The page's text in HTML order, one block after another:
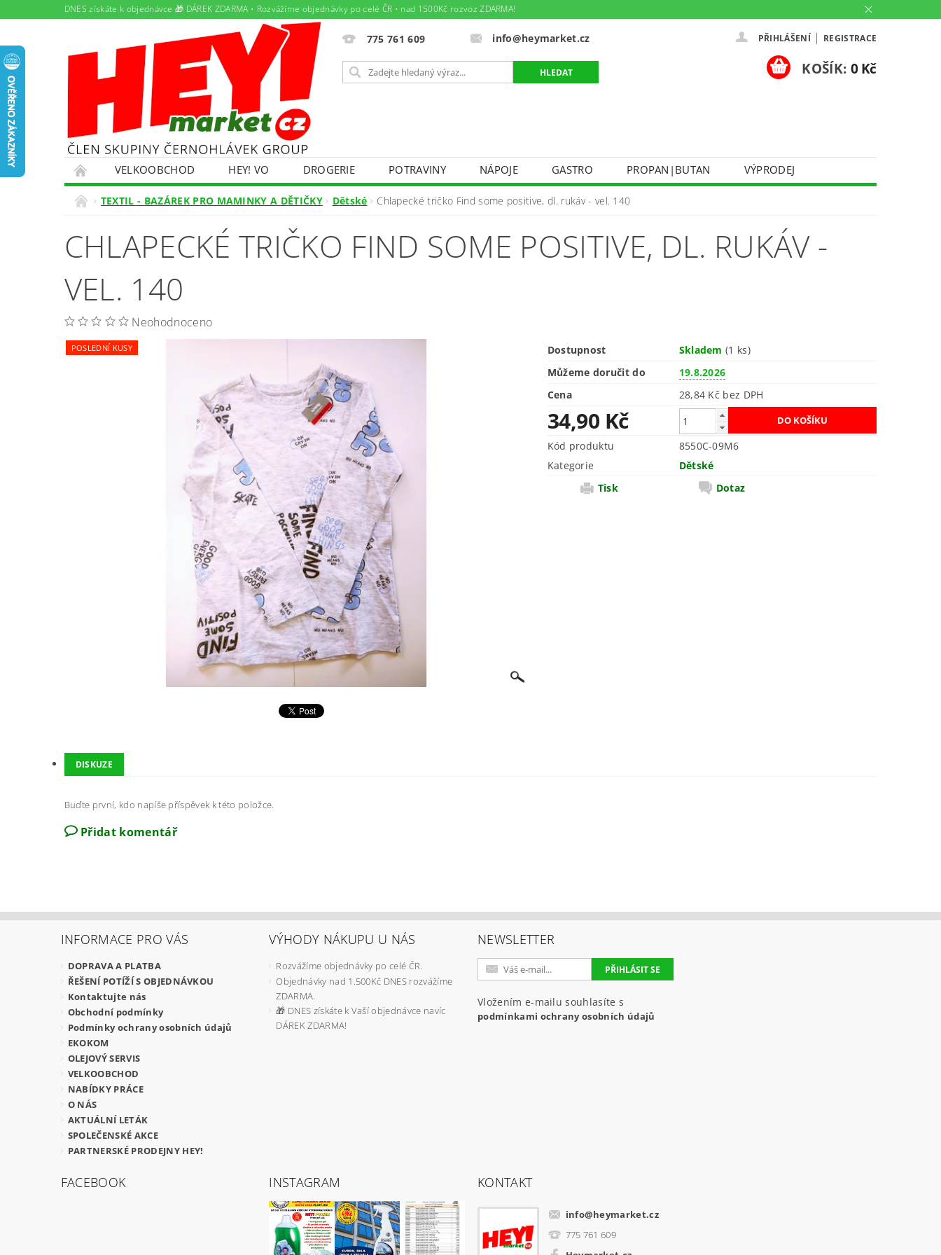
DNES získáte k objednávce 🎁 DÁREK ZDARMA • Rozvážíme objednávky po celé ČR • nad 1500Kč rozvoz ZDARMA!
775 761 609 info@heymarket.cz PŘIHLÁŠENÍ | REGISTRACE
KOŠÍK: 0 Kč
VELKOOBCHOD HEY! VO DROGERIE POTRAVINY NÁPOJE GASTRO PROPAN|BUTAN
VÝPRODEJ
PAMLSKY PRO DOMÁCÍ MAZLÍČKY
PRONÁJEM TEXTIL - BAZÁREK PRO MAMINKY A DĚTIČKY
DOPRAVA A PLATBA
EKOKOM
OLEJOVÝ SERVIS NABÍDKY PRÁCE AKTUÁLNÍ LETÁK SPOLEČENSKÉ AKCE PARTNERSKÉ PRODEJNY HEY!
TEXTIL - BAZÁREK PRO MAMINKY A DĚTIČKY Dětské Chlapecké tričko Find some positive, dl. rukáv - vel. 140
CHLAPECKÉ TRIČKO FIND SOME POSITIVE, DL. RUKÁV -
VEL. 140
Neohodnoceno
POSLEDNÍ KUSY Dostupnost Skladem(1 ks)
Můžeme doručit do
19.8.2026
Cena
28,84 Kč bez DPH
34,90 Kč
Kód produktu
8550C-09M6
Kategorie
Dětské
Tisk
Dotaz
DISKUZE
Buďte první, kdo napíše příspěvek k této položce.
Přidat komentář
INFORMACE PRO VÁS
DOPRAVA A PLATBA
ŘEŠENÍ POTÍŽÍ S OBJEDNÁVKOU
Kontaktujte nás
Obchodní podmínky
Podmínky ochrany osobních údajů
EKOKOM
OLEJOVÝ SERVIS
VELKOOBCHOD
NABÍDKY PRÁCE
O NÁS
AKTUÁLNÍ LETÁK
SPOLEČENSKÉ AKCE
PARTNERSKÉ PRODEJNY HEY!
VÝHODY NÁKUPU U NÁS
Rozvážíme objednávky po celé ČR.
Objednávky nad 1.500Kč DNES rozvážíme
ZDARMA.
🎁 DNES získáte k Vaší objednávce navíc
DÁREK ZDARMA!
NEWSLETTER
Vložením e-mailu souhlasíte s
podmínkami ochrany osobních údajů
FACEBOOK INSTAGRAM KONTAKT
info@heymarket.cz
775 761 609